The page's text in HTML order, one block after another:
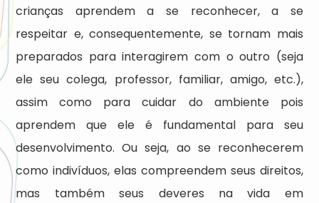
crianças aprendem a se reconhecer, a se
respeitar e, consequentemente, se tornam mais
preparados para interagirem com o outro (seja
ele seu colega, professor, familiar, amigo, etc.),
assim como para cuidar do ambiente pois
aprendem que ele é fundamental para seu
desenvolvimento. Ou seja, ao se reconhecerem
como indivíduos, elas compreendem seus direitos,
mas também seus deveres na vida em